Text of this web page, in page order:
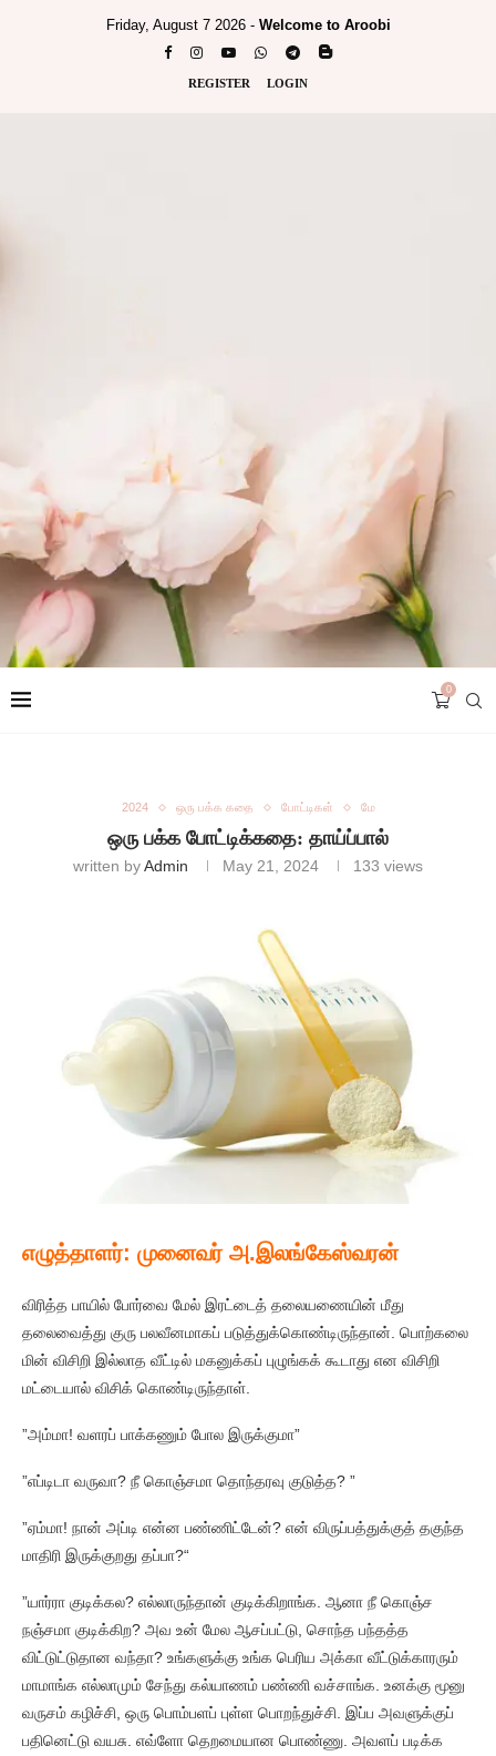
Friday, August 7 2026 - Welcome to Aroobi
REGISTER LOGIN
0
2024 ஒரு பக்க கதை போட்டிகள் மே
ஒரு பக்க போட்டிக்கதை: தாய்ப்பால்
written byAdmin May 21, 2024 133 views
எழுத்தாளர்: முனைவர் அ.இலங்கேஸ்வரன்
விரித்த பாயில் போர்வை மேல் இரட்டைத் தலையணையின் மீது
தலைவைத்து குரு பலவீனமாகப் படுத்துக்கொண்டிருந்தான். பொற்கலை
மின் விசிறி இல்லாத வீட்டில் மகனுக்கப் புழுங்கக் கூடாது என விசிறி
மட்டையால் விசிக் கொண்டிருந்தாள்.
”அம்மா! வளரப் பாக்கணும் போல இருக்குமா”
”எப்டிடா வருவா? நீ கொஞ்சமா தொந்தரவு குடுத்த? ”
”ஏம்மா! நான் அப்டி என்ன பண்ணிட்டேன்? என் விருப்பத்துக்குத் தகுந்த
மாதிரி இருக்குறது தப்பா?“
”யார்ரா குடிக்கல? எல்லாருந்தான் குடிக்கிறாங்க. ஆனா நீ கொஞ்ச
நஞ்சமா குடிக்கிற? அவ உன் மேல ஆசப்பட்டு, சொந்த பந்தத்த
விட்டுட்டுதான வந்தா? உங்களுக்கு உங்க பெரிய அக்கா வீட்டுக்காரரும்
மாமாங்க எல்லாமும் சேந்து கல்யாணம் பண்ணி வச்சாங்க. உனக்கு மூனு
வருசம் கழிச்சி, ஒரு பொம்பளப் புள்ள பொறந்துச்சி. இப்ப அவளுக்குப்
பதினெட்டு வயசு. எவ்ளோ தெறமையான பொண்ணு. அவளப் படிக்க